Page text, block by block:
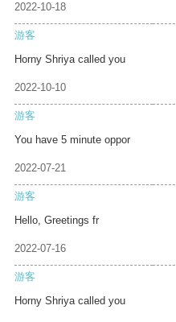
2022-10-18
游客
Horny Shriya called you
2022-10-10
游客
You have 5 minute oppor
2022-07-21
游客
Hello, Greetings fr
2022-07-16
游客
Horny Shriya called you